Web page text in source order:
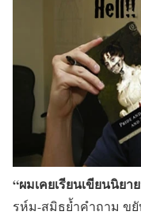
“ผมเคยเรียนเขียนนิยา
รห์ม-สมิธย้ำคำถาม ข